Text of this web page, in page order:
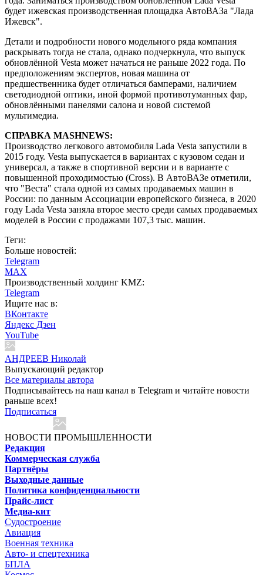
будет ижевская производственная площадка АвтоВАЗа "Лада
Ижевск".
Детали и подробности нового модельного ряда компания
раскрывать тогда не стала, однако подчеркнула, что выпуск
обновлённой Vesta может начаться не раньше 2022 года. По
предположениям экспертов, новая машина от
предшественника будет отличаться бамперами, наличием
светодиодной оптики, иной формой противотуманных фар,
обновлёнными панелями салона и новой системой
мультимедиа.
СПРАВКА MASHNEWS:
Производство легкового автомобиля Lada Vesta запустили в
2015 году. Vesta выпускается в вариантах с кузовом седан и
универсал, а также в спортивной версии и в варианте с
повышенной проходимостью (Cross). В АвтоВАЗе отметили,
что "Веста" стала одной из самых продаваемых машин в
России: по данным Ассоциации европейского бизнеса, в 2020
году Lada Vesta заняла второе место среди самых продаваемых
моделей в России с продажами 107,3 тыс. машин.
Теги:
Больше новостей:
Telegram
MAX
Производственный холдинг KMZ:
Telegram
Ищите нас в:
ВКонтакте
Яндекс Дзен
YouTube
АНДРЕЕВ Николай
Выпускающий редактор
Все материалы автора
Подписывайтесь на наш канал в Telegram и читайте новости
раньше всех!
Подписаться
НОВОСТИ ПРОМЫШЛЕННОСТИ
Редакция
Коммерческая служба
Партнёры
Выходные данные
Политика конфиденциальности
Прайс-лист
Медиа-кит
Судостроение
Авиация
Военная техника
Авто- и спецтехника
БПЛА